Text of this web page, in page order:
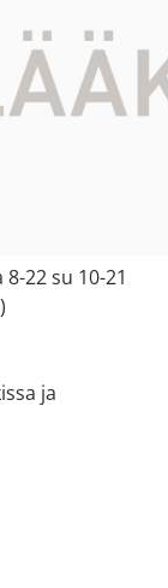
käsitellään
22 su 10-21
ja